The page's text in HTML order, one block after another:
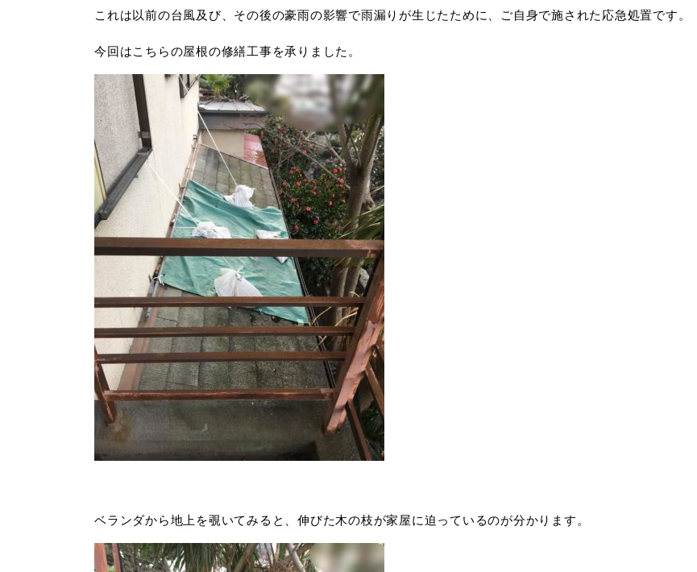
これは以前の台風及び、その後の豪雨の影響で雨漏りが生じたために、ご自身で施された応急処置です。
今回はこちらの屋根の修繕工事を承りました。
ベランダから地上を覗いてみると、伸びた木の枝が家屋に迫っているのが分かります。